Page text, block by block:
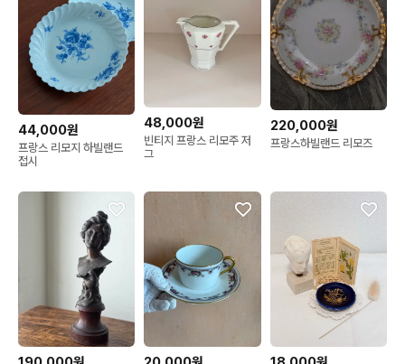
44,000원
프랑스 리모지 하빌랜드
접시
48,000원
빈티지 프랑스 리모주 저
그
220,000원
프랑스하빌랜드 리모즈